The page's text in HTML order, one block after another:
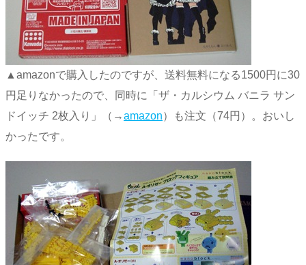
▲amazonで購入したのですが、送料無料になる1500円に30
円足りなかったので、同時に「ザ・カルシウム バニラ サン
ドイッチ 2枚入り」（→amazon）も注文（74円）。おいし
かったです。